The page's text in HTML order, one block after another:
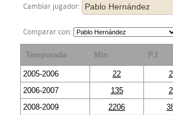
Cambiar jugador: Pablo Hernández
Comparar con:
Temporada Min PJ
2005-2006 22 2
2006-2007
135 2
2008-2009
2206